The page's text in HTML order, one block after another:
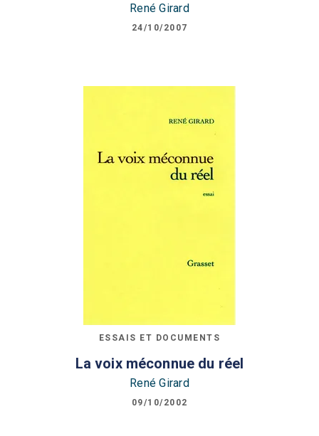
René Girard
24/10/2007
ESSAIS ET DOCUMENTS
La voix méconnue du réel
René Girard
09/10/2002